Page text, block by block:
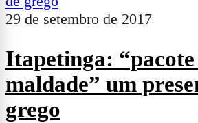
29 de setembro de 2017
Itapetinga: “pacote
maldade” um
grego